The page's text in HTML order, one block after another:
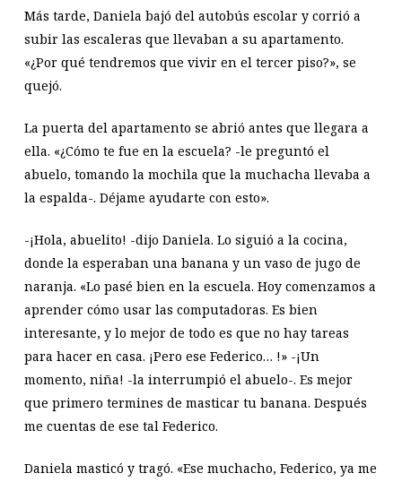
Más tarde, Daniela bajó del autobús escolar y corrió a
subir las escaleras que llevaban a su apartamento.
«¿Por qué tendremos que vivir en el tercer piso?», se
quejó.
La puerta del apartamento se abrió antes que llegara a
ella. «¿Cómo te fue en la escuela? -le preguntó el
abuelo, tomando la mochila que la muchacha llevaba a
la espalda-. Déjame ayudarte con esto».
-¡Hola, abuelito! -dijo Daniela. Lo siguió a la cocina,
donde la esperaban una banana y un vaso de jugo de
naranja. «Lo pasé bien en la escuela. Hoy comenzamos a
aprender cómo usar las computadoras. Es bien
interesante, y lo mejor de todo es que no hay tareas
para hacer en casa. ¡Pero ese Federico… !» -¡Un
momento, niña! -la interrumpió el abuelo-. Es mejor
que primero termines de masticar tu banana. Después
me cuentas de ese tal Federico.
Daniela masticó y tragó. «Ese muchacho, Federico, ya me